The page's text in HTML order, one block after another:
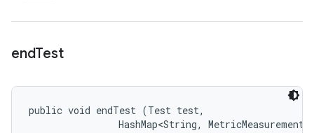
endTest
public void endTest (Test test,
HashMap<String,